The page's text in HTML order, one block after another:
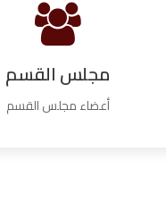
مجلس القسم
أعضاء مجلس القسم